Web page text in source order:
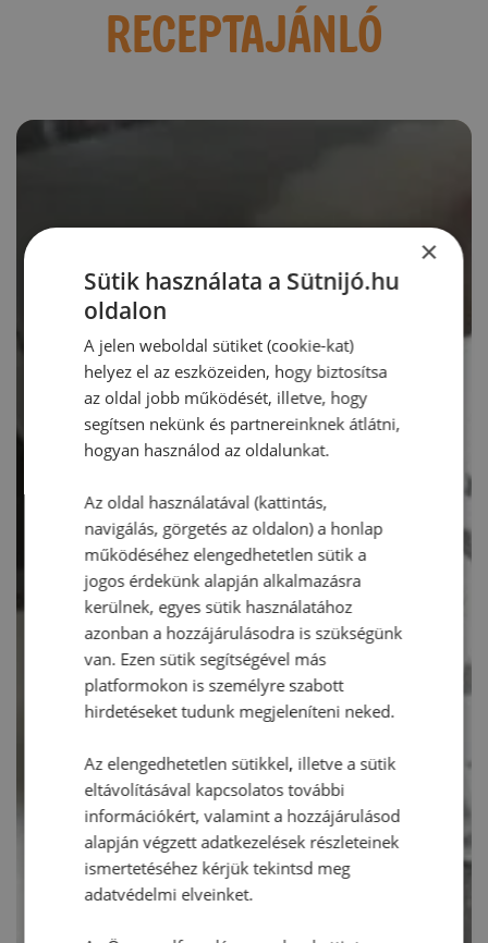
RECEPTAJÁNLÓ
×
Sütik használata a Sütnijó.hu
oldalon
A jelen weboldal sütiket (cookie-kat)
helyez el az eszközeiden, hogy biztosítsa
az oldal jobb működését, illetve, hogy
segítsen nekünk és partnereinknek átlátni,
hogyan használod az oldalunkat.
Az oldal használatával (kattintás,
navigálás, görgetés az oldalon) a honlap
működéséhez elengedhetetlen sütik a
jogos érdekünk alapján alkalmazásra
kerülnek, egyes sütik használatához
azonban a hozzájárulásodra is szükségünk
van. Ezen sütik segítségével más
platformokon is személyre szabott
hirdetéseket tudunk megjeleníteni neked.
Az elengedhetetlen sütikkel, illetve a sütik
eltávolításával kapcsolatos további
információkért, valamint a hozzájárulásod
alapján végzett adatkezelések részleteinek
ismertetéséhez kérjük tekintsd meg
adatvédelmi elveinket.